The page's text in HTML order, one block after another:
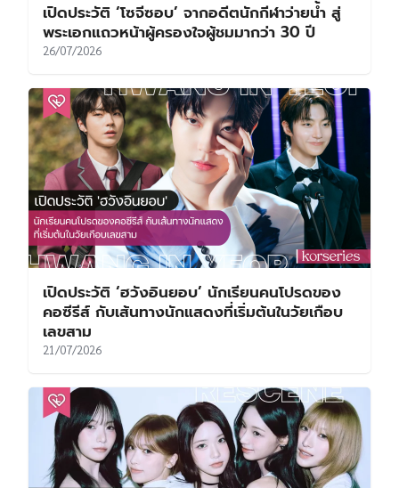
เปิดประวัติ ‘โซจีซอบ’ จากอดีตนักกีฬาว่ายน้ำ สู่
พระเอกแถวหน้าผู้ครองใจผู้ชมมากว่า 30 ปี
26/07/2026
เปิดประวัติ ‘ฮวังอินยอบ’ นักเรียนคนโปรดของ
คอซีรีส์ กับเส้นทางนักแสดงที่เริ่มต้นในวัยเกือบ
เลขสาม
21/07/2026